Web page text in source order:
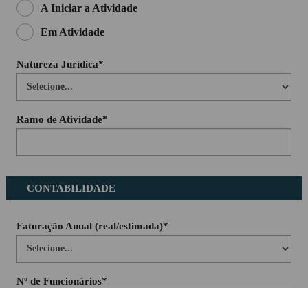
A Iniciar a Atividade
Em Atividade
Natureza Jurídica*
Ramo de Atividade*
CONTABILIDADE
Faturação Anual (real/estimada)*
Nº de Funcionários*